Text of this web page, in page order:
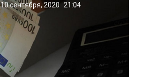
10 сентября, 2020 21:04